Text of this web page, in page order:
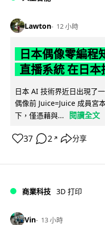
Lawton 12 小時
日本偶像零編程
直播系統 在日
日本 AI 技術界近日出現了
偶像前 Juice=Juice 成員宮
下，僅憑藉與...
閱讀全文
37 2 ↗ 分享
商業科技 3D 打印
Vin 13 小時